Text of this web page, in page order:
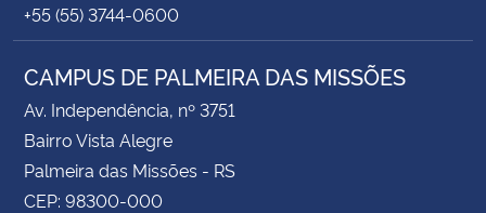
+55 (55) 3744-0600
CAMPUS DE PALMEIRA DAS MISSÕES
Av. Independência, nº 3751
Bairro Vista Alegre
Palmeira das Missões - RS
CEP: 98300-000